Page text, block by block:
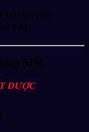
add lần nào
được
SIM
ĐƯỢC